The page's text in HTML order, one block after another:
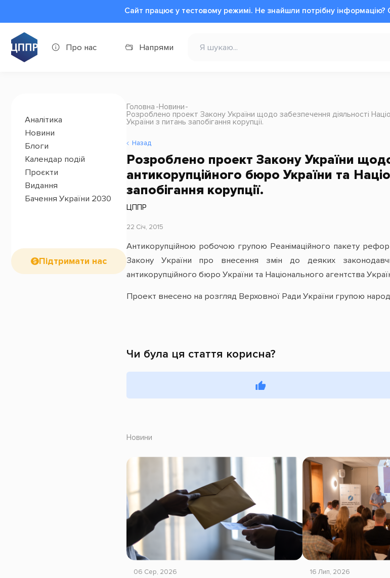
Сайт працює у тестовому режимі. Не знайшли потрібну інформацію?
Про нас Напрями
Аналітика
Новини
Блоги
Календар подій
Проєкти
Видання
Бачення України 2030
Підтримати нас
Головна Новини
Розроблено проект Закону України щодо забезпечення діяльності
України з питань запобігання корупції.
Назад
Розроблено проект Закону України
антикорупційного бюро України та
запобігання корупції.
ЦППР
22 Січ, 2015
Антикорупційною робочою групою Реанімаційного пакету
Закону України про внесення змін до деяких
антикорупційного бюро України та Національного агентства
Проект внесено на розгляд Верховної Ради України групою
Чи була ця стаття корисна?
Новини
06 Сер, 2026 16 Лип, 2026